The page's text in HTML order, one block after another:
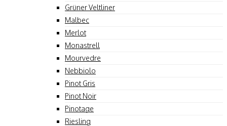
Grüner Veltliner
Malbec
Merlot
Monastrell
Mourvedre
Nebbiolo
Pinot Gris
Pinot Noir
Pinotage
Riesling